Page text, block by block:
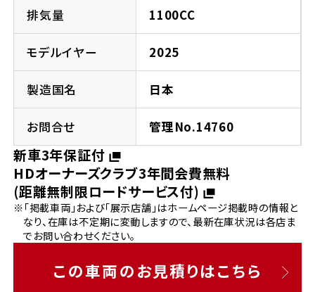
法人向けサービス
お問い合わせ
排気量 1100CC
モデルイヤー 2025
製造国名 日本
お問合せ 管理No.14760
新車3年保証付
HDオーナーズクラブ3年間会費無料
(距離無制限ロードサービス付)
※「掲載車両」および「展示店舗」はホームページ掲載時の情報と
なり、在庫は不定期に変動しますので、最新在庫状況は各店ま
でお問い合わせください。
この車両のお見積りはこちら
福島県
ホンダドリーム 郡山
ホンダドリーム 葛飾
ホンダドリーム 大田
ホンダドリーム 立川
神奈川県
ホンダドリーム 磯子
ホンダドリーム 横浜都筑
ホンダドリーム 一宮
ホンダドリーム 豊橋
ホンダドリーム 名古屋上小田井
岐阜県
ホンダドリーム 岐阜
ホンダドリーム 豊中
京都府
ホンダドリーム 京都伏見
ホンダドリーム 京都北山
兵庫県
ホンダドリーム 神戸灘
徳島県
ホンダドリーム 徳島
香川県
ホンダドリーム 高松
高知県
ホンダドリーム 福岡西
熊本県
ホンダドリーム 熊本